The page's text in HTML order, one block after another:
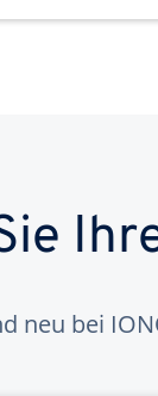
neu bei